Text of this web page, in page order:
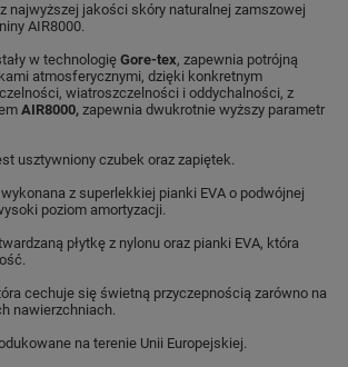
najwyższej jakości skóry naturalnej zamszowej
AIR8000.
w technologię Gore-tex, zapewnia potrójną
atmosferycznymi, dzięki konkretnym
wiatroszczelności i oddychalności, z
AIR8000, zapewnia dwukrotnie wyższy parametr
usztywniony czubek oraz zapiętek.
z superlekkiej pianki EVA o podwójnej
poziom amortyzacji.
płytkę z nylonu oraz pianki EVA, która
cechuje się świetną przyczepnością zarówno na
nawierzchniach.
na terenie Unii Europejskiej.